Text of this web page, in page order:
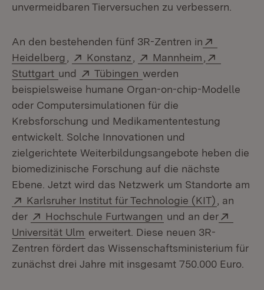
unvermeidbaren Tierversuchen zu verbessern.
An den bestehenden fünf 3R-Zentren in
Heidelberg (Öffnet in neuem Fenster)
Extern:
Konstanz (Öffnet in neuem Fenster)
Extern:
Mannheim (Öffnet in
Stuttgart (Öffnet in neuem Fenster)
und Extern:
Tübingen (Öffnet in neuem
werden
beispielsweise humane Organ-on-chip-Modelle
oder Computersimulationen für die
Krebsforschung und Medikamententestung
entwickelt. Solche Innovationen und
zielgerichtete Weiterbildungsangebote heben die
biomedizinische Forschung auf die nächste
Ebene. Jetzt wird das Netzwerk um Standorte am
Extern:
Karlsruher Institut für Technologie (KIT) (Öffnet
, an
der
Extern:
Hochschule Furtwangen (Öffnet in neuem
und an der
Universität Ulm (Öffnet in neuem Fenster)
erweitert. Diese neuen 3R-
Zentren fördert das Wissenschaftsministerium für
zunächst drei Jahre mit insgesamt 750.000 Euro.